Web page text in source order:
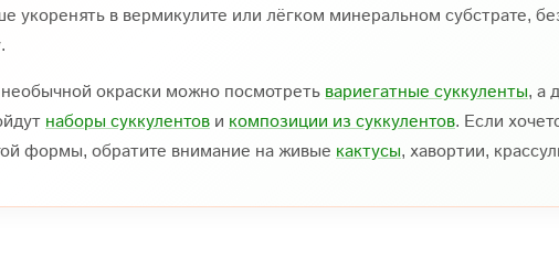
укоренять в вермикулите или лёгком минеральном субстрате,
окраски можно посмотреть вариегатные суккуленты, а
наборы суккулентов и композиции из суккулентов. Если
формы, обратите внимание на живые кактусы, хавортии,